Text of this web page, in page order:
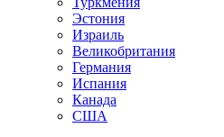
Эстония
Израиль
Великобритания
Германия
Испания
Канада
США